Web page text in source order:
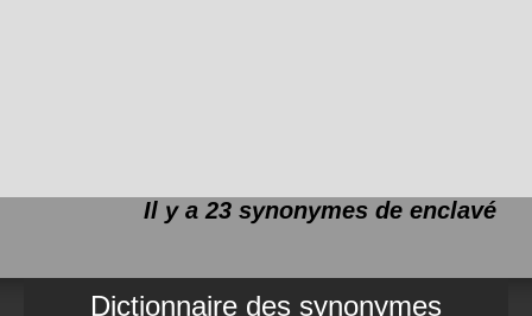
Il y a 23 synonymes de enclavé
Dictionnaire des synonymes